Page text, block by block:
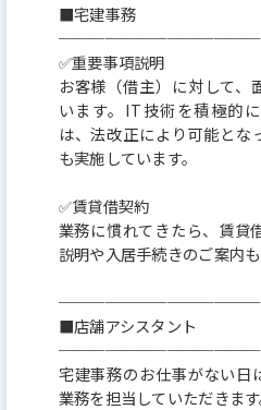
■宅建事務
─────────────
✅重要事項説明
お客様（借主）に対して、
います。IT技術を積極的
は、法改正により可能とな
も実施しています。
✅賃貸借契約
業務に慣れてきたら、賃貸
説明や入居手続きのご案内も
─────────────
■店舗アシスタント
─────────────
宅建事務のお仕事がない日
業務を担当していただきます